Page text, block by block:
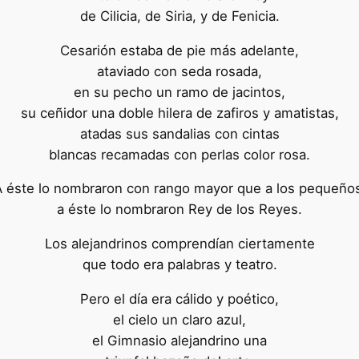
de Cilicia, de Siria, y de Fenicia.
Cesarión estaba de pie más adelante,
ataviado con seda rosada,
en su pecho un ramo de jacintos,
su ceñidor una doble hilera de zafiros y amatistas,
atadas sus sandalias con cintas
blancas recamadas con perlas color rosa.
éste lo nombraron con rango mayor que a los
a éste lo nombraron Rey de los Reyes.
Los alejandrinos comprendían ciertamente
que todo era palabras y teatro.
Pero el día era cálido y poético,
el cielo un claro azul,
el Gimnasio alejandrino una